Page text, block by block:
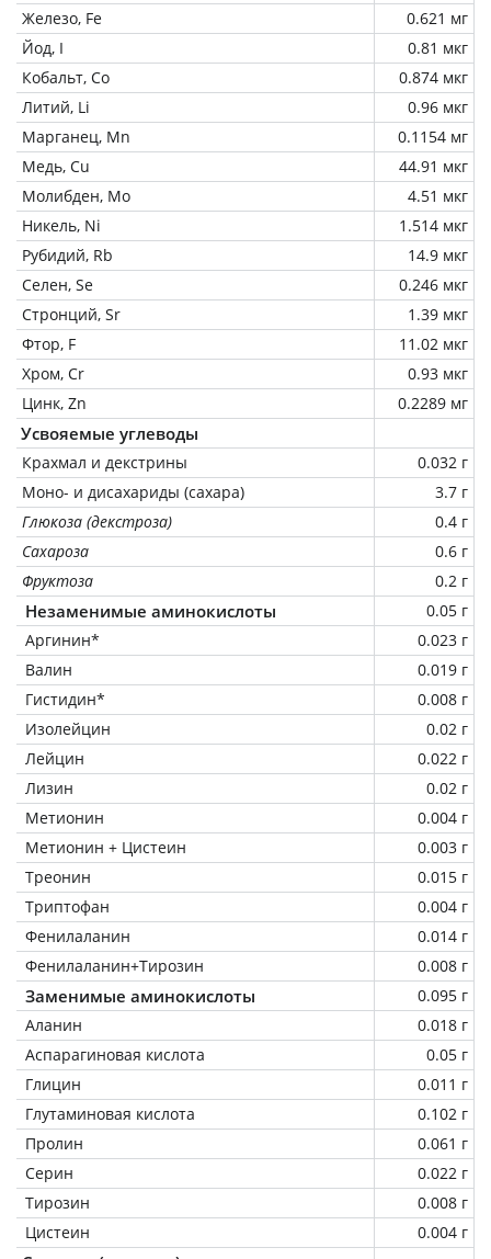
Железо, Fe
0.621 мг
Йод, I
0.81 мкг
Кобальт, Co
0.874 мкг
Литий, Li
0.96 мкг
Марганец, Mn
0.1154 мг
Медь, Cu
44.91 мкг
Молибден, Mo
4.51 мкг
Никель, Ni
1.514 мкг
Рубидий, Rb
14.9 мкг
Селен, Se
0.246 мкг
Стронций, Sr
1.39 мкг
Фтор, F
11.02 мкг
Хром, Cr
0.93 мкг
Цинк, Zn
0.2289 мг
Усвояемые углеводы
Крахмал и декстрины
0.032 г
Моно- и дисахариды (сахара)
3.7 г
Глюкоза (декстроза)
0.4 г
Сахароза
0.6 г
Фруктоза
0.2 г
Незаменимые аминокислоты
0.05 г
Аргинин*
0.023 г
Валин
0.019 г
Гистидин*
0.008 г
Изолейцин
0.02 г
Лейцин
0.022 г
Лизин
0.02 г
Метионин
0.004 г
Метионин + Цистеин
0.003 г
Треонин
0.015 г
Триптофан
0.004 г
Фенилаланин
0.014 г
Фенилаланин+Тирозин
0.008 г
Заменимые аминокислоты
0.095 г
Аланин
0.018 г
Аспарагиновая кислота
0.05 г
Глицин
0.011 г
Глутаминовая кислота
0.102 г
Пролин
0.061 г
Серин
0.022 г
Тирозин
0.008 г
Цистеин
0.004 г